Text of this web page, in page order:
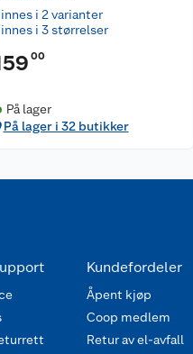
i 2 varianter
i 3 størrelser
00
På lager
På lager i 32 butikker
Kundefordeler
Åpent kjøp
Coop medlem
Retur av el-avfall